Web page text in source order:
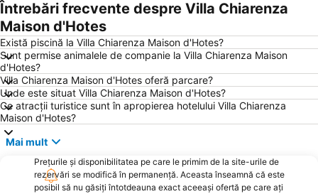
Întrebări frecvente despre Villa Chiarenza
Maison d'Hotes
Există piscină la Villa Chiarenza Maison d'Hotes?
Sunt permise animalele de companie la Villa Chiarenza Maison
d'Hotes?
Villa Chiarenza Maison d'Hotes oferă parcare?
Unde este situat Villa Chiarenza Maison d'Hotes?
Ce atracții turistice sunt în apropierea hotelului Villa Chiarenza
Maison d'Hotes?
Mai mult
Prețurile și disponibilitatea pe care le primim de la site-urile de
rezervări se modifică în permanență. Aceasta înseamnă că este
posibil să nu găsiți întotdeauna exact aceeași ofertă pe care ați